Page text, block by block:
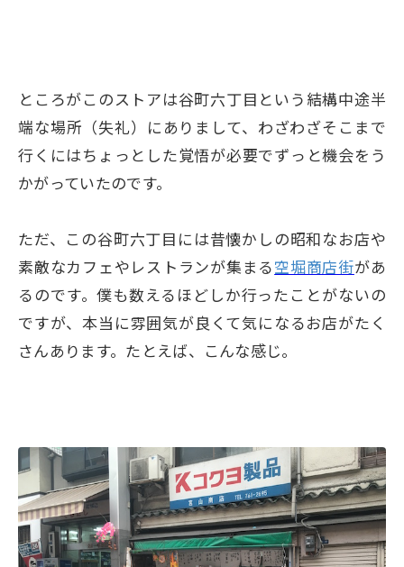
ところがこのストアは谷町六丁目という結構中途半
端な場所（失礼）にありまして、わざわざそこまで
行くにはちょっとした覚悟が必要でずっと機会をう
かがっていたのです。
ただ、この谷町六丁目には昔懐かしの昭和なお店や
素敵なカフェやレストランが集まる空堀商店街があ
るのです。僕も数えるほどしか行ったことがないの
ですが、本当に雰囲気が良くて気になるお店がたく
さんあります。たとえば、こんな感じ。